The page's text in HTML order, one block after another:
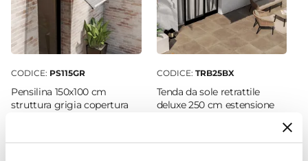
Finitura
Liscio
Materiale
Appoggio
CODICE: PS115GR
Pensilina 150x100 cm
struttura grigia copertura
€ 114,00
CODICE: TRB25BX
Tenda da sole retrattile
deluxe 250 cm estensione
€ 178,00